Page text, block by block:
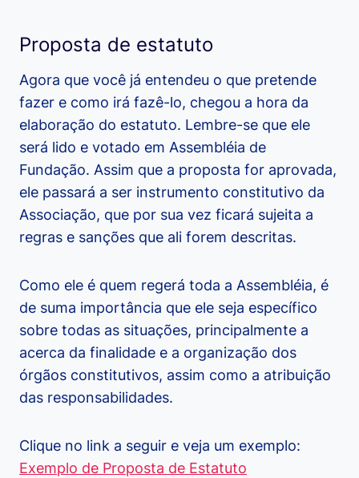
Proposta de estatuto
Agora que você já entendeu o que pretende
fazer e como irá fazê-lo, chegou a hora da
elaboração do estatuto. Lembre-se que ele
será lido e votado em Assembléia de
Fundação. Assim que a proposta for aprovada,
ele passará a ser instrumento constitutivo da
Associação, que por sua vez ficará sujeita a
regras e sanções que ali forem descritas.
Como ele é quem regerá toda a Assembléia, é
de suma importância que ele seja específico
sobre todas as situações, principalmente a
acerca da finalidade e a organização dos
órgãos constitutivos, assim como a atribuição
das responsabilidades.
Clique no link a seguir e veja um exemplo:
Exemplo de Proposta de Estatuto